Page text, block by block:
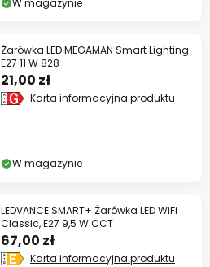
W magazynie
Żarówka LED MEGAMAN Smart Lighting
E27 11 W 828
21,00 zł
Karta informacyjna produktu
W magazynie
LEDVANCE SMART+ Żarówka LED WiFi
Classic, E27 9,5 W CCT
67,00 zł
Karta informacyjna produktu